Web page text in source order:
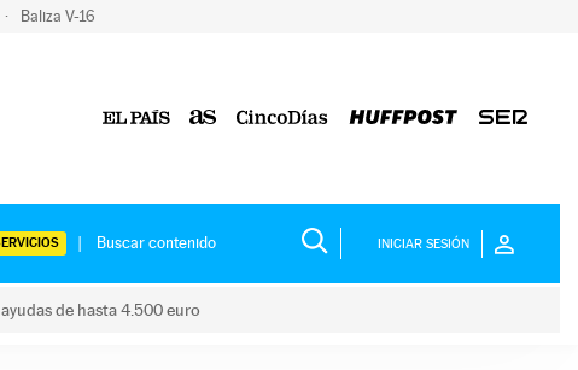
Baliza V-16
INICIAR SESIÓN
de hasta 4.500 euro